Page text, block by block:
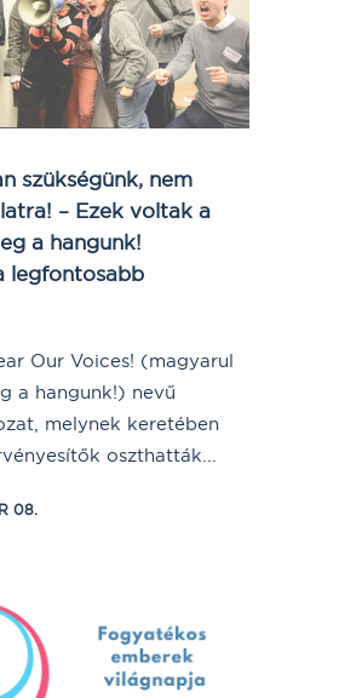
szükségünk, nem
– Ezek voltak a
a hangunk!
legfontosabb
Our Voices! (magyarul
a hangunk!) nevű
melynek keretében
oszthatták...
08.